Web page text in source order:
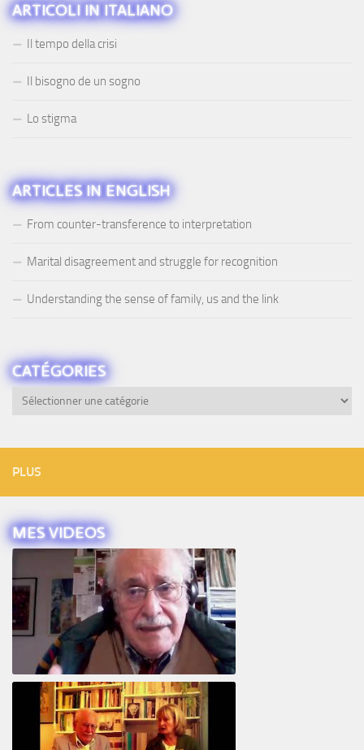
ARTICOLI IN ITALIANO
Il tempo della crisi
Il bisogno de un sogno
Lo stigma
ARTICLES IN ENGLISH
From counter-transference to interpretation
Marital disagreement and struggle for recognition
Understanding the sense of family, us and the link
CATÉGORIES
Catégories
PLUS
MES VIDEOS
Intervista ad Alberto Eiguer